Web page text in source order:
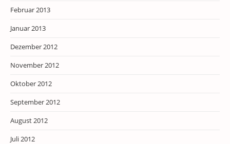
Februar 2013
Januar 2013
Dezember 2012
November 2012
Oktober 2012
September 2012
August 2012
Juli 2012